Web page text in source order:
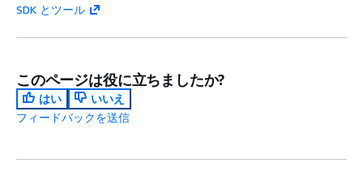
SDK とツール
このページは役に立ちましたか?
はい
いいえ
フィードバックを送信